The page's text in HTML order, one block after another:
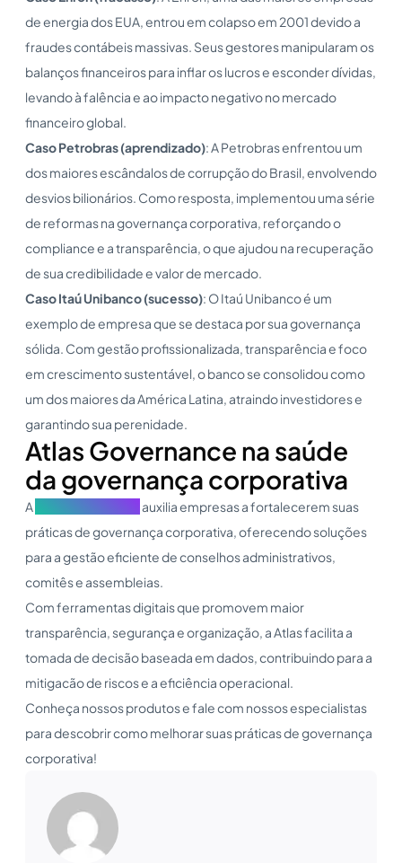
de energia dos EUA, entrou em colapso em 2001 devido a
fraudes contábeis massivas. Seus gestores manipularam os
balanços financeiros para inflar os lucros e esconder dívidas,
levando à falência e ao impacto negativo no mercado
financeiro global.
Caso Petrobras (aprendizado): A Petrobras enfrentou um
dos maiores escândalos de corrupção do Brasil, envolvendo
desvios bilionários. Como resposta, implementou uma série
de reformas na governança corporativa, reforçando o
compliance e a transparência, o que ajudou na recuperação
de sua credibilidade e valor de mercado.
Caso Itaú Unibanco (sucesso): O Itaú Unibanco é um
exemplo de empresa que se destaca por sua governança
sólida. Com gestão profissionalizada, transparência e foco
em crescimento sustentável, o banco se consolidou como
um dos maiores da América Latina, atraindo investidores e
garantindo sua perenidade.
Atlas Governance na saúde
da governança corporativa
A
auxilia empresas a fortalecerem suas
práticas de governança corporativa, oferecendo soluções
para a gestão eficiente de conselhos administrativos,
comitês e assembleias.
Com ferramentas digitais que promovem maior
transparência, segurança e organização, a Atlas facilita a
tomada de decisão baseada em dados, contribuindo para a
mitigacão de riscos e a eficiência operacional.
Conheça nossos produtos e fale com nossos especialistas
para descobrir como melhorar suas práticas de governança
corporativa!